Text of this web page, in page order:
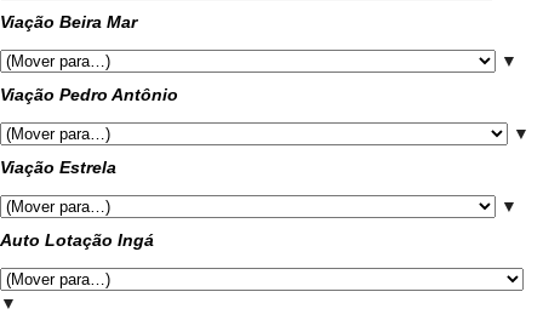
Viação Beira Mar
▼
Viação Pedro Antônio
▼
Viação Estrela
▼
Auto Lotação Ingá
▼